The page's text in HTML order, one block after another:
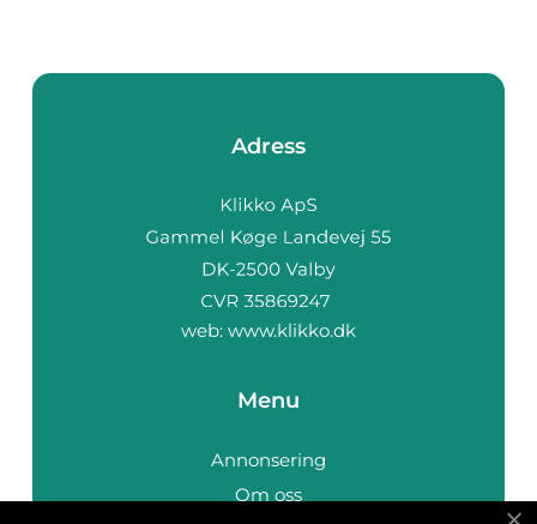
Adress
web: www.klikko.dk
Menu
Annonsering
Om oss